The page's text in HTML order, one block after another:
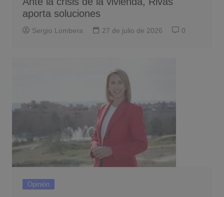
aporta soluciones
Sergio Lombera 27 de julio de 2026 0
Opinión